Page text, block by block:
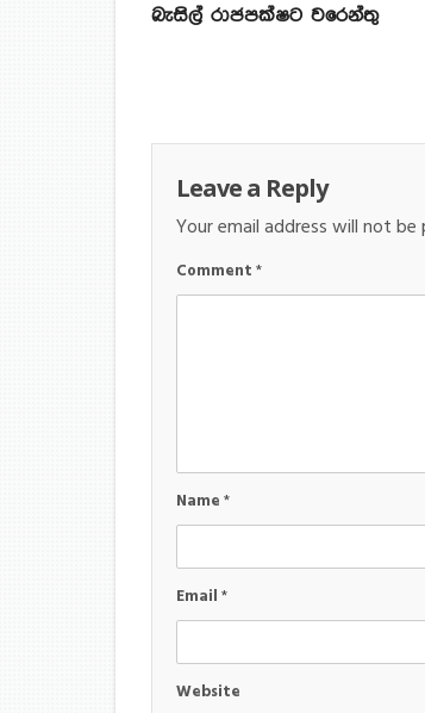
බැසිල් රාජපක්ෂට වරෙන්තු
Leave a Reply
Your email address will not be
Comment*
Name*
Email*
Website